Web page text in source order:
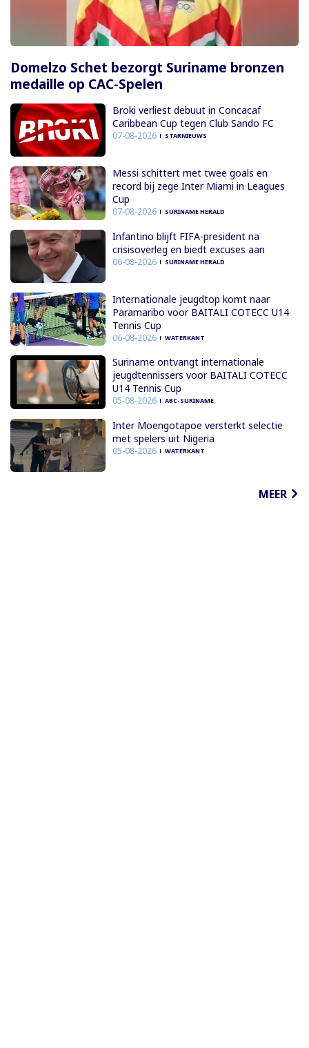
Domelzo Schet bezorgt Suriname bronzen
medaille op CAC-Spelen
Broki verliest debuut in Concacaf
Caribbean Cup tegen Club Sando FC
07-08-2026 STARNIEUWS
Messi schittert met twee goals en
record bij zege Inter Miami in Leagues
Cup
07-08-2026 SURINAME HERALD
Infantino blijft FIFA-president na
crisisoverleg en biedt excuses aan
06-08-2026 SURINAME HERALD
Internationale jeugdtop komt naar
Paramaribo voor BAITALI COTECC U14
Tennis Cup
06-08-2026 WATERKANT
Suriname ontvangt internationale
jeugdtennissers voor BAITALI COTECC
U14 Tennis Cup
05-08-2026 ABC-SURINAME
Inter Moengotapoe versterkt selectie
met spelers uit Nigeria
05-08-2026 WATERKANT
MEER